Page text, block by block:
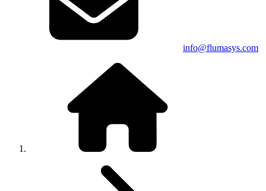
info@flumasys.com